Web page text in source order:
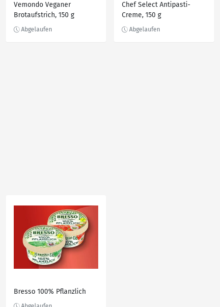
Vemondo Veganer
Brotaufstrich, 150 g
Chef Select Antipasti-
Creme, 150 g
Bresso 100% Pflanzlich